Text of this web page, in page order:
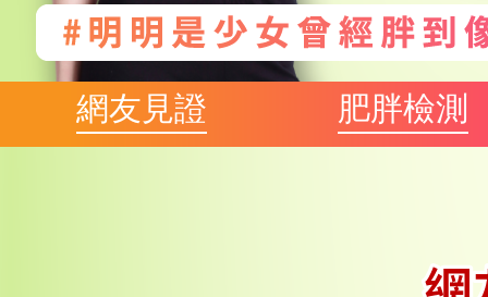
網友見證 肥胖檢測